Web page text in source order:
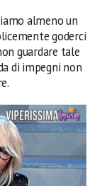
almeno un
goderci
guardare tale
di impegni non